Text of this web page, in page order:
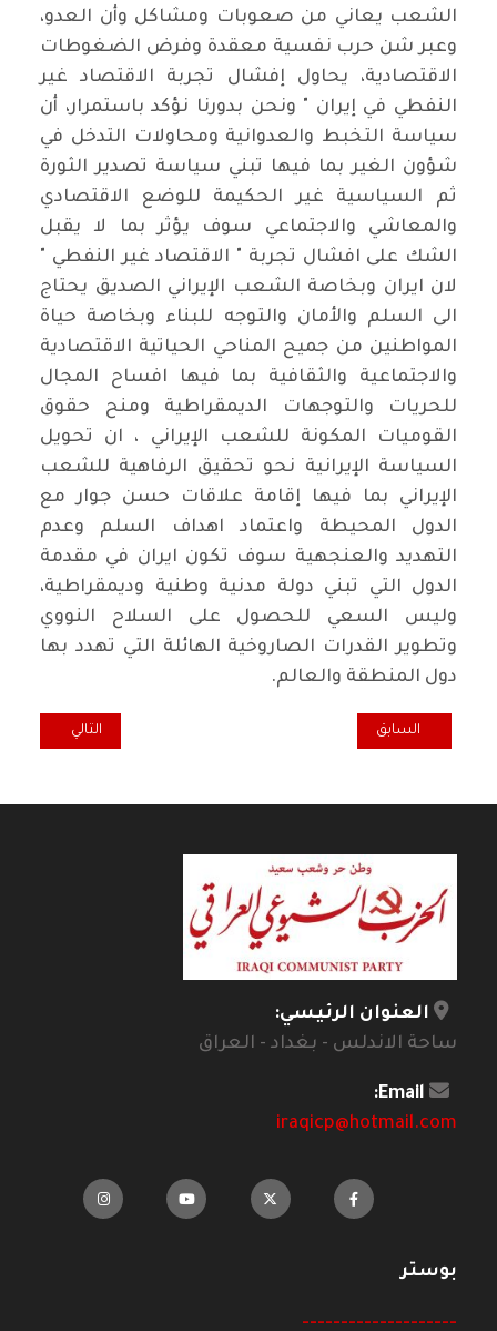
الشعب يعاني من صعوبات ومشاكل وأن العدو،
وعبر شن حرب نفسية معقدة وفرض الضغوطات
الاقتصادية، يحاول إفشال تجربة الاقتصاد غير
النفطي في إيران " ونحن بدورنا نؤكد باستمرار، أن
سياسة التخبط والعدوانية ومحاولات التدخل في
شؤون الغير بما فيها تبني سياسة تصدير الثورة
ثم السياسية غير الحكيمة للوضع الاقتصادي
والمعاشي والاجتماعي سوف يؤثر بما لا يقبل
الشك على افشال تجربة " الاقتصاد غير النفطي "
لان ايران وبخاصة الشعب الإيراني الصديق يحتاج
الى السلم والأمان والتوجه للبناء وبخاصة حياة
المواطنين من جميح المناحي الحياتية الاقتصادية
والاجتماعية والثقافية بما فيها افساح المجال
للحريات والتوجهات الديمقراطية ومنح حقوق
القوميات المكونة للشعب الإيراني ، ان تحويل
السياسة الإيرانية نحو تحقيق الرفاهية للشعب
الإيراني بما فيها إقامة علاقات حسن جوار مع
الدول المحيطة واعتماد اهداف السلم وعدم
التهديد والعنجهية سوف تكون ايران في مقدمة
الدول التي تبني دولة مدنية وطنية وديمقراطية،
وليس السعي للحصول على السلاح النووي
وتطوير القدرات الصاروخية الهائلة التي تهدد بها
دول المنطقة والعالم.
المقال السابق: موضوعات حول التناقضات والتحالفات الوطنية
السابق المقال التالي:
التالي
العنوان الرئيسي:
ساحة الاندلس - بغداد - العراق
Email:
iraqicp@hotmail.com
بوستر
--------------------